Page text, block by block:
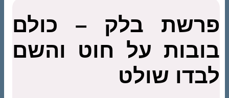
פרשת בלק – כולם
בובות על חוט והשם
לבדו שולט